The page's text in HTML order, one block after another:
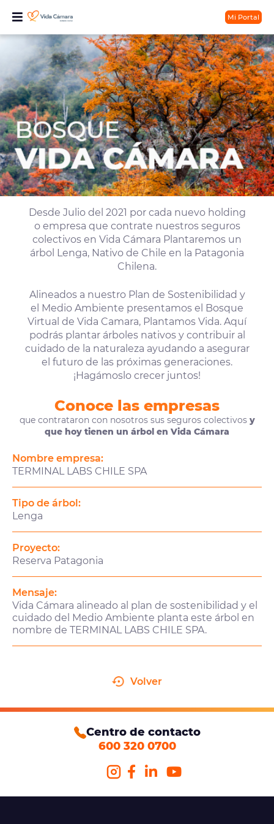
Mi Portal
Desde Julio del 2021 por cada nuevo holding
o empresa que contrate nuestros seguros
colectivos en Vida Cámara Plantaremos un
árbol Lenga, Nativo de Chile en la Patagonia
Chilena.
Alineados a nuestro Plan de Sostenibilidad y
el Medio Ambiente presentamos el Bosque
Virtual de Vida Camara, Plantamos Vida. Aquí
podrás plantar árboles nativos y contribuir al
cuidado de la naturaleza ayudando a asegurar
el futuro de las próximas generaciones.
¡Hagámoslo crecer juntos!
Conoce las empresas
que contrataron con nosotros sus seguros colectivos y
que hoy tienen un árbol en Vida Cámara
Nombre empresa:
TERMINAL LABS CHILE SPA
Tipo de árbol:
Lenga
Proyecto:
Reserva Patagonia
Mensaje:
Vida Cámara alineado al plan de sostenibilidad y el
cuidado del Medio Ambiente planta este árbol en
nombre de TERMINAL LABS CHILE SPA.
Volver
Centro de contacto
600 320 0700